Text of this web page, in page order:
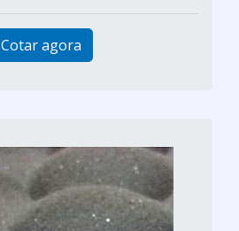
Cotar agora